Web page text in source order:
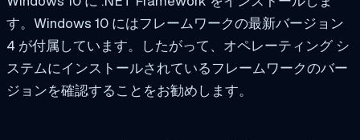
す。Windows 10 にはフレームワークの最新バージョン
4 が付属しています。したがって、オペレーティング シ
ステムにインストールされているフレームワークのバー
ジョンを確認することをお勧めします。